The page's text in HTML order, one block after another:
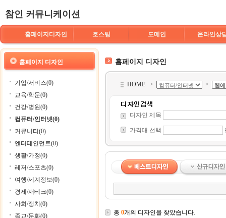
참인 커뮤니케이션
홈페이지디자인 호스팅 도메인 온라인상
홈페이지 디자인
기업/서비스(0)
교육/학문(0)
건강/병원(0)
컴퓨터/인터넷(0)
커뮤니티(0)
엔터테인먼트(0)
생활/가정(0)
레저/스포츠(0)
여행/세계정보(0)
경제/재테크(0)
사회/정치(0)
종교/문화(0)
홈페이지 디자인
HOME > >
디자인 제목
가격대 선택
총 0개의 디자인을 찾았습니다.